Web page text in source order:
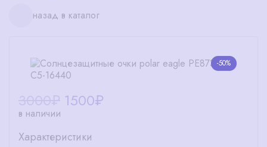
назад в каталог
-50%
1500₽
в наличии
Характеристики